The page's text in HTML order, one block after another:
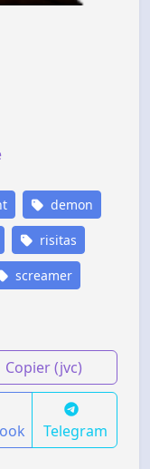
demon
risitas
screamer
Copier (jvc)
Telegram